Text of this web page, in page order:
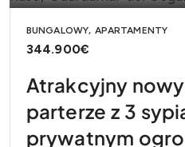
BUNGALOWY, APARTAMENTY
344.900€
Atrakcyjny
parterze z 3
prywatnym